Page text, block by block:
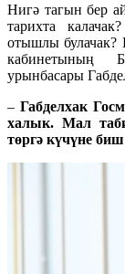
Нигә тагын бер
тарихта
отышлы булачак?
кабинетының
урынбасары
–Габделхак
халык. Мал
төргә күчүне